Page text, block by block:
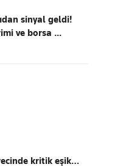
sinyal geldi!
ve borsa ...
kritik eşik…